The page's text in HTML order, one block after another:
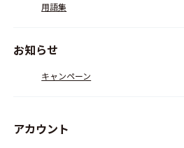
用語集
お知らせ
キャンペーン
アカウント